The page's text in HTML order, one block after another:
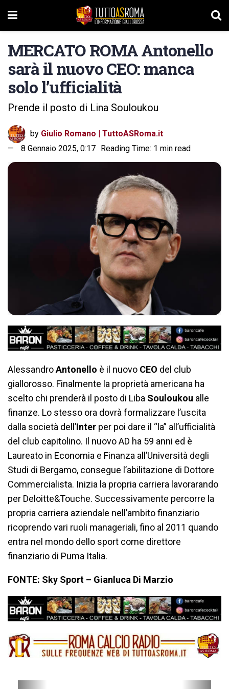
MERCATO ROMA Antonello
sarà il nuovo CEO: manca
solo l’ufficialità
Prende il posto di Lina Souloukou
by Giulio Romano | TuttoASRoma.it
8 Gennaio 2025, 0:17 Reading Time: 1 min read
AlessandroAntonello è il nuovo CEO del club
giallorosso. Finalmente la proprietà americana ha
scelto chi prenderà il posto di Liba Souloukou alle
finanze. Lo stesso ora dovrà formalizzare l’uscita
dalla società dell’Inter per poi dare il “la” all’ufficialità
del club capitolino. Il nuovo AD ha 59 anni ed è
Laureato in Economia e Finanza all’Università degli
Studi di Bergamo, consegue l’abilitazione di Dottore
Commercialista. Inizia la propria carriera lavorarando
per Deloitte&Touche. Successivamente percorre la
propria carriera aziendale nell’ambito finanziario
ricoprendo vari ruoli manageriali, fino al 2011 quando
entra nel mondo dello sport come direttore
finanziario di Puma Italia.
FONTE: Sky Sport – Gianluca Di Marzio